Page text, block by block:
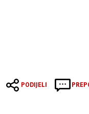
PODIJELI